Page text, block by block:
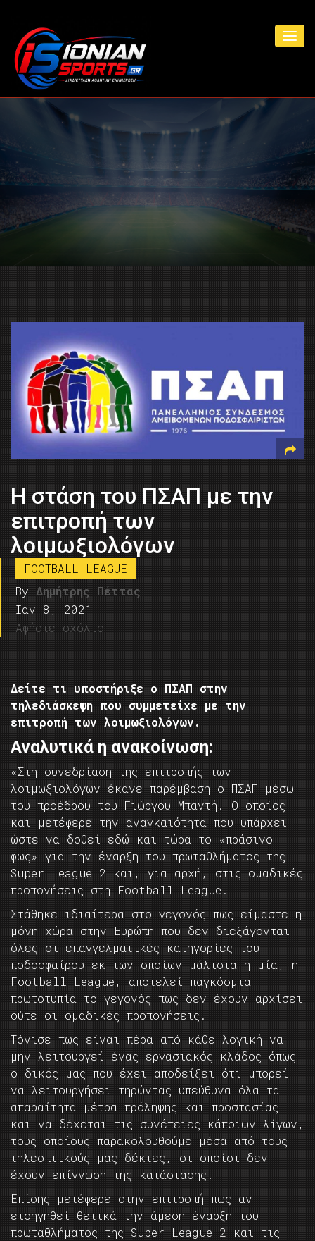
Η στάση του ΠΣΑΠ με την
επιτροπή των
λοιμωξιολόγων
FOOTBALL LEAGUE
By Δημήτρης Πέττας
Ιαν 8, 2021
Αφήστε σχόλιο
Δείτε τι υποστήριξε ο ΠΣΑΠ στην
τηλεδιάσκεψη που συμμετείχε με την
επιτροπή των λοιμωξιολόγων.
Αναλυτικά η ανακοίνωση:
«Στη συνεδρίαση της επιτροπής των
λοιμωξιολόγων έκανε παρέμβαση ο ΠΣΑΠ μέσω
του προέδρου του Γιώργου Μπαντή. Ο οποίος
και μετέφερε την αναγκαιότητα που υπάρχει
ώστε να δοθεί εδώ και τώρα το «πράσινο
φως» για την έναρξη του πρωταθλήματος της
Super League 2 και, για αρχή, στις ομαδικές
προπονήσεις στη Football League.
Στάθηκε ιδιαίτερα στο γεγονός πως είμαστε η
μόνη χώρα στην Ευρώπη που δεν διεξάγονται
όλες οι επαγγελματικές κατηγορίες του
ποδοσφαίρου εκ των οποίων μάλιστα η μία, η
Football League, αποτελεί παγκόσμια
πρωτοτυπία το γεγονός πως δεν έχουν αρχίσει
ούτε οι ομαδικές προπονήσεις.
Τόνισε πως είναι πέρα από κάθε λογική να
μην λειτουργεί ένας εργασιακός κλάδος όπως
ο δικός μας που έχει αποδείξει ότι μπορεί
να λειτουργήσει τηρώντας υπεύθυνα όλα τα
απαραίτητα μέτρα πρόληψης και προστασίας
και να δέχεται τις συνέπειες κάποιων λίγων,
τους οποίους παρακολουθούμε μέσα από τους
τηλεοπτικούς μας δέκτες, οι οποίοι δεν
έχουν επίγνωση της κατάστασης.
Επίσης μετέφερε στην επιτροπή πως αν
εισηγηθεί θετικά την άμεση έναρξη του
πρωταθλήματος της Super League 2 και τις